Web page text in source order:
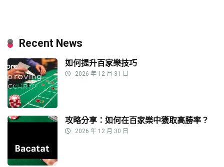
Recent News
如何提升百家樂技巧
2026 年 12 月 31 日
攻略分享：如何在百家樂中獲取高勝率？
2026 年 12 月 30 日